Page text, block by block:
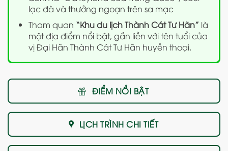
lạc đà và thưởng ngoạn trên sa mạc
Tham quan “Khu du lịch Thành Cát Tư Hãn” là
một địa điểm nổi bật, gắn liền với tên tuổi của
vị Đại Hãn Thành Cát Tư Hãn huyền thoại.
ĐIỂM NỔI BẬT
LỊCH TRÌNH CHI TIẾT